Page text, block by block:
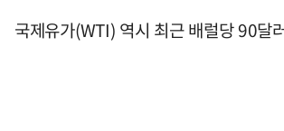
국제유가(WTI) 역시 최근 배럴당 90달